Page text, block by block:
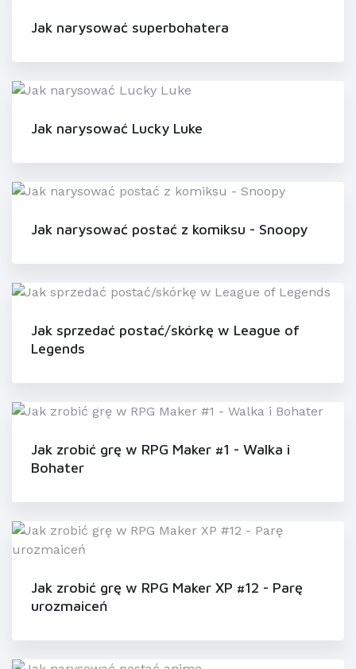
Jak narysować superbohatera
Jak narysować Lucky Luke
Jak narysować postać z komiksu - Snoopy
Jak sprzedać postać/skórkę w League of
Legends
Jak zrobić grę w RPG Maker #1 - Walka i
Bohater
Jak zrobić grę w RPG Maker XP #12 - Parę
urozmaiceń